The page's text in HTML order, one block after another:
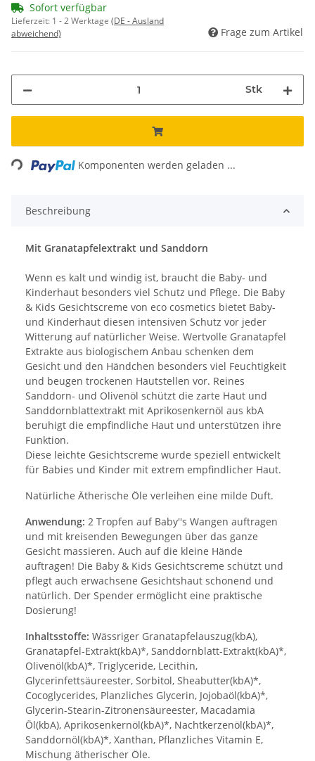
Sofort verfügbar
Lieferzeit: 1 - 2 Werktage (DE - Ausland
abweichend)
Frage zum Artikel
Stk
Loading... Komponenten werden geladen ...
Beschreibung
Mit Granatapfelextrakt und Sanddorn
Wenn es kalt und windig ist, braucht die Baby- und
Kinderhaut besonders viel Schutz und Pflege. Die Baby
& Kids Gesichtscreme von eco cosmetics bietet Baby-
und Kinderhaut diesen intensiven Schutz vor jeder
Witterung auf natürlicher Weise. Wertvolle Granatapfel
Extrakte aus biologischem Anbau schenken dem
Gesicht und den Händchen besonders viel Feuchtigkeit
und beugen trockenen Hautstellen vor. Reines
Sanddorn- und Olivenöl schützt die zarte Haut und
Sanddornblattextrakt mit Aprikosenkernöl aus kbA
beruhigt die empfindliche Haut und unterstützen ihre
Funktion.
Diese leichte Gesichtscreme wurde speziell entwickelt
für Babies und Kinder mit extrem empfindlicher Haut.
Natürliche Ätherische Öle verleihen eine milde Duft.
Anwendung: 2 Tropfen auf Baby''s Wangen auftragen
und mit kreisenden Bewegungen über das ganze
Gesicht massieren. Auch auf die kleine Hände
auftragen! Die Baby & Kids Gesichtscreme schützt und
pflegt auch erwachsene Gesichtshaut schonend und
natürlich. Der Spender ermöglicht eine praktische
Dosierung!
Inhaltsstoffe: Wässriger Granatapfelauszug(kbA),
Granatapfel-Extrakt(kbA)*, Sanddornblatt-Extrakt(kbA)*,
Olivenöl(kbA)*, Triglyceride, Lecithin,
Glycerinfettsäureester, Sorbitol, Sheabutter(kbA)*,
Cocoglycerides, Planzliches Glycerin, Jojobaöl(kbA)*,
Glycerin-Stearin-Zitronensäureester, Macadamia
Öl(kbA), Aprikosenkernöl(kbA)*, Nachtkerzenöl(kbA)*,
Sanddornöl(kbA)*, Xanthan, Pflanzliches Vitamin E,
Mischung ätherischer Öle.